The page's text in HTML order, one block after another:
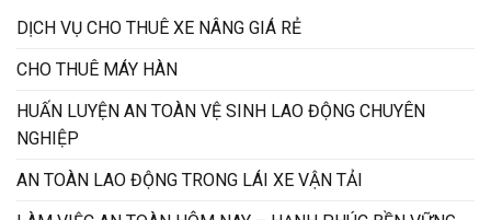
DỊCH VỤ CHO THUÊ XE NÂNG GIÁ RẺ
CHO THUÊ MÁY HÀN
HUẤN LUYỆN AN TOÀN VỆ SINH LAO ĐỘNG CHUYÊN
NGHIỆP
AN TOÀN LAO ĐỘNG TRONG LÁI XE VẬN TẢI